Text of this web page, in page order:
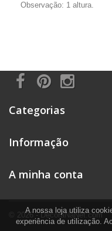
Observação: 1 altura.
Categorias
Informação
© 2026 - DecoraNaNet.com
A minha conta
A nossa loja utiliza
experiência de utilização.